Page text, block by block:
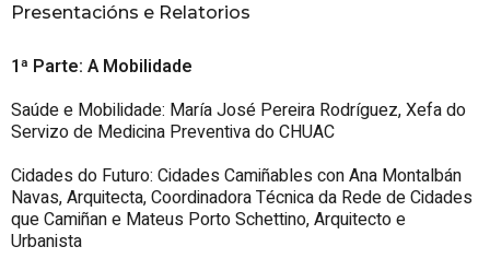
Presentacións e Relatorios
1ª Parte: A Mobilidade
Saúde e Mobilidade: María José Pereira Rodríguez, Xefa do
Servizo de Medicina Preventiva do CHUAC
Cidades do Futuro: Cidades Camiñables con Ana Montalbán
Navas, Arquitecta, Coordinadora Técnica da Rede de Cidades
que Camiñan e Mateus Porto Schettino, Arquitecto e
Urbanista